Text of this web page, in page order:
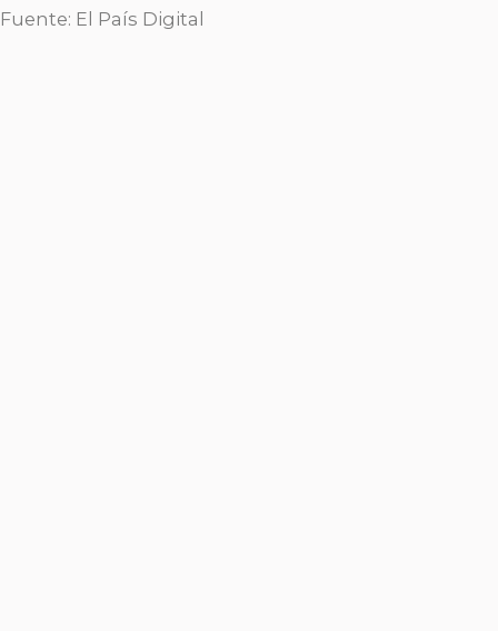
Fuente: El País Digital